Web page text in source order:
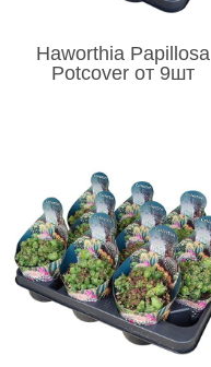
Haworthia Papillosa
Potcover от 9шт